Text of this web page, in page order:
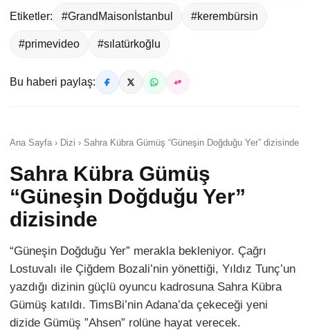
Etiketler: #GrandMaisonİstanbul #kerembürsin
#primevideo #sılatürkoğlu
Bu haberi paylaş:
Ana Sayfa › Dizi › Sahra Kübra Gümüş “Güneşin Doğduğu Yer” dizisinde
Sahra Kübra Gümüş
“Güneşin Doğduğu Yer”
dizisinde
“Güneşin Doğduğu Yer” merakla bekleniyor. Çağrı
Lostuvalı ile Çiğdem Bozali’nin yönettiği, Yıldız Tunç’un
yazdığı dizinin güçlü oyuncu kadrosuna Sahra Kübra
Gümüş katıldı. TimsBi’nin Adana’da çekeceği yeni
dizide Gümüş ”Ahsen” rolüne hayat verecek.